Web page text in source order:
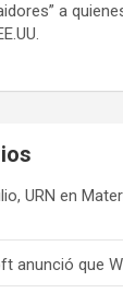
a
URN en
anunció que